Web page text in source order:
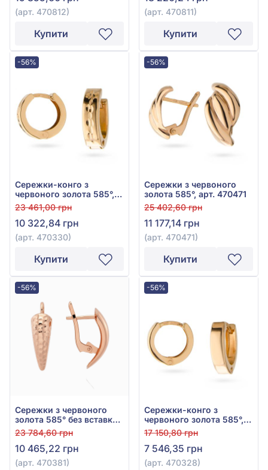
(арт. 470812)
Купити
(арт. 470811)
Купити
-56%
Сережки-конго з
червоного золота 585°,
арт. 470330
23 461,00 грн
10 322,84 грн
(арт. 470330)
Купити
-56%
Сережки з червоного
золота 585°, арт. 470471
25 402,60 грн
11 177,14 грн
(арт. 470471)
Купити
-56%
Сережки з червоного
золота 585° без вставки,
арт. 470381
23 784,60 грн
10 465,22 грн
(арт. 470381)
-56%
Сережки-конго з
червоного золота 585°,
арт. 470328
17 150,80 грн
7 546,35 грн
(арт. 470328)